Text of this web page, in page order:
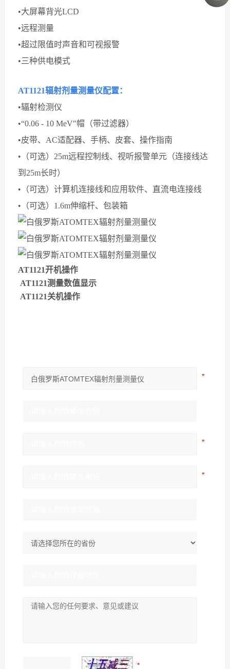
•大屏幕背光LCD
•远程测量
•超过限值时声音和可视报警
•三种供电模式
AT1121辐射剂量测量仪配置：
•辐射检测仪
•“0.06 - 10 MeV"帽（带过滤器）
•皮带、AC适配器、手柄、皮套、操作指南
•（可选）25m远程控制线、视听报警单元（连接线达
到25m长时）
•（可选）计算机连接线和应用软件、直流电连接线
•（可选）1.6m伸缩杆、包装箱
AT1121开机操作
AT1121测量数值显示
AT1121关机操作